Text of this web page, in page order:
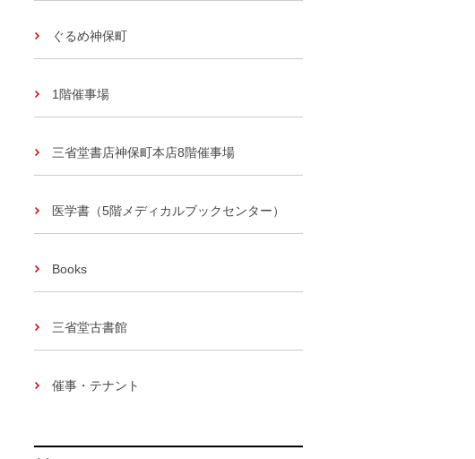
ぐるめ神保町
1階催事場
三省堂書店神保町本店8階催事場
医学書（5階メディカルブックセンター）
Books
三省堂古書館
催事・テナント